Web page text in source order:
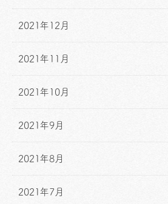
2021年12月
2021年11月
2021年10月
2021年9月
2021年8月
2021年7月